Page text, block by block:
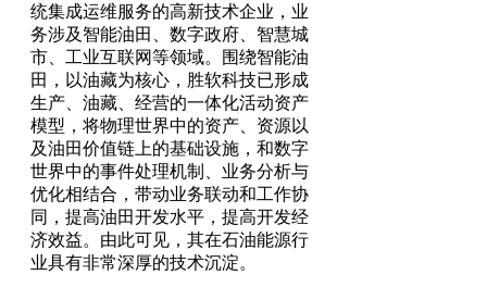
统集成运维服务的高新技术企业，业
务涉及智能油田、数字政府、智慧城
市、工业互联网等领域。围绕智能油
田，以油藏为核心，胜软科技已形成
生产、油藏、经营的一体化活动资产
模型，将物理世界中的资产、资源以
及油田价值链上的基础设施，和数字
世界中的事件处理机制、业务分析与
优化相结合，带动业务联动和工作协
同，提高油田开发水平，提高开发经
济效益。由此可见，其在石油能源行
业具有非常深厚的技术沉淀。